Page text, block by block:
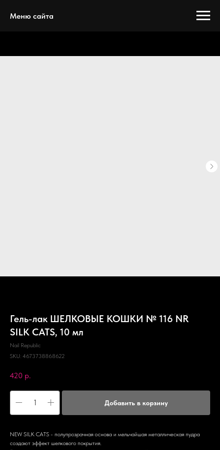
Меню сайта
Гель-лак ШЕЛКОВЫЕ КОШКИ № 116 NR
SILK CATS, 10 мл
Nail Republic
SKU: 4673738868622
420 р.
Добавить в корзину
NEW SILK CATS - полупрозрачная основа и мельчайшая металлическая пудра
создают эффект шелкового покрытия.